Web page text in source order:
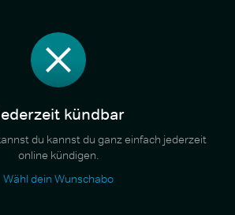
kündbar
du kannst du ganz einfach jederzeit
online kündigen.
Wähl dein Wunschabo